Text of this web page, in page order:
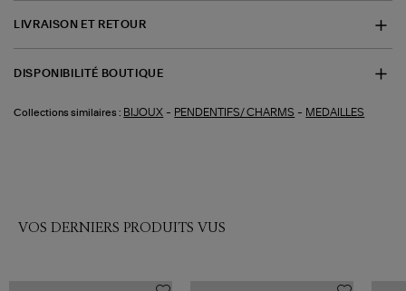
LIVRAISON ET RETOUR
DISPONIBILITÉ BOUTIQUE
Collections similaires : BIJOUX - PENDENTIFS/ CHARMS - MEDAILLES
VOS DERNIERS PRODUITS VUS